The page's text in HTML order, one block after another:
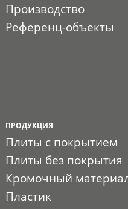
Производство
Референц-объекты
ПРОДУКЦИЯ
Плиты с покрытием
Плиты без покрытия
Кромочный
Пластик